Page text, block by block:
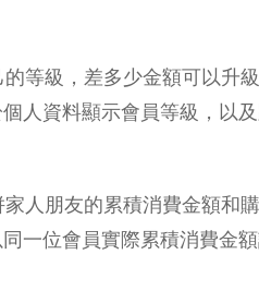
等級，差多少金額可以升級
人資料顯示會員等級，以
人朋友的累積消費金額和
一位會員實際累積消費金